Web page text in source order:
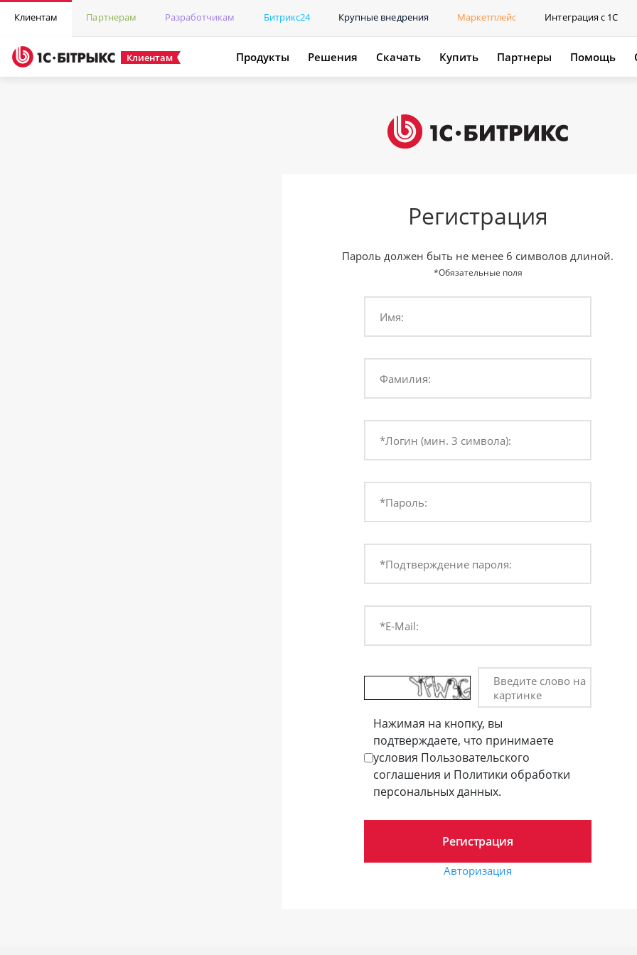
Клиентам Партнерам Разработчикам Битрикс24 Крупные внедрения Маркетплейс Интеграция с 1С
Клиентам Продукты Решения Скачать Купить Партнеры Помощь
Регистрация
Пароль должен быть не менее 6 символов длиной.
*Обязательные поля
Имя:
Фамилия:
*Логин (мин. 3 символа):
*Пароль:
*Подтверждение пароля:
*E-Mail:
Введите слово на
картинке
Нажимая на кнопку, вы
подтверждаете, что принимаете
условия Пользовательского
соглашения и Политики обработки
персональных данных.
Авторизация